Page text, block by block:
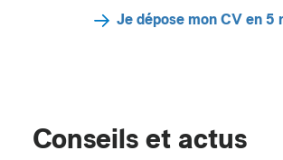
Je dépose mon CV en 5
Conseils et actus